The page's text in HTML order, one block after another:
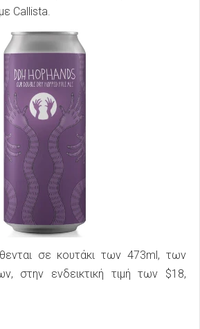
Callista.
σε κουτάκι των 473ml, των
στην ενδεικτική τιμή των $18,